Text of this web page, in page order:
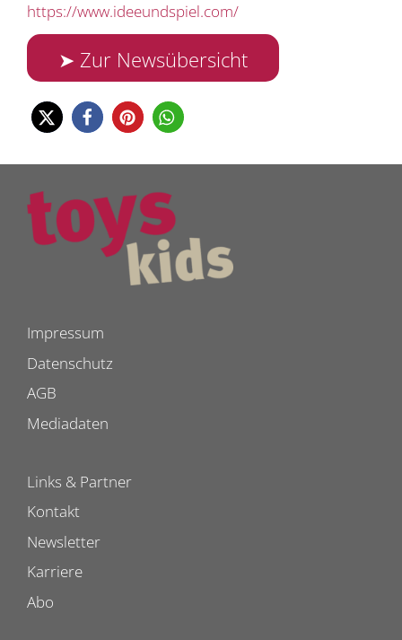
https://www.ideeundspiel.com/
➤ Zur Newsübersicht
Impressum
Datenschutz
AGB
Mediadaten
Links & Partner
Kontakt
Newsletter
Karriere
Abo